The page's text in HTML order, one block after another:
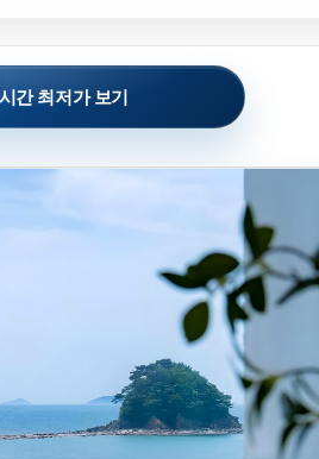
간 최저가 보기